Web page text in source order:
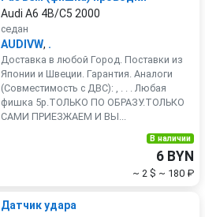
Audi A6 4B/C5 2000
седан
AUDIVW, .
Доставка в любой Город. Поставки из
Японии и Швеции. Гарантия. Аналоги
(Совместимость с ДВС): , . . . Любая
фишка 5р.ТОЛЬКО ПО ОБРАЗУ.ТОЛЬКО
САМИ ПРИЕЗЖАЕМ И ВЫ...
В наличии
6 BYN
~ 2 $ ~ 180 ₽
Датчик удара